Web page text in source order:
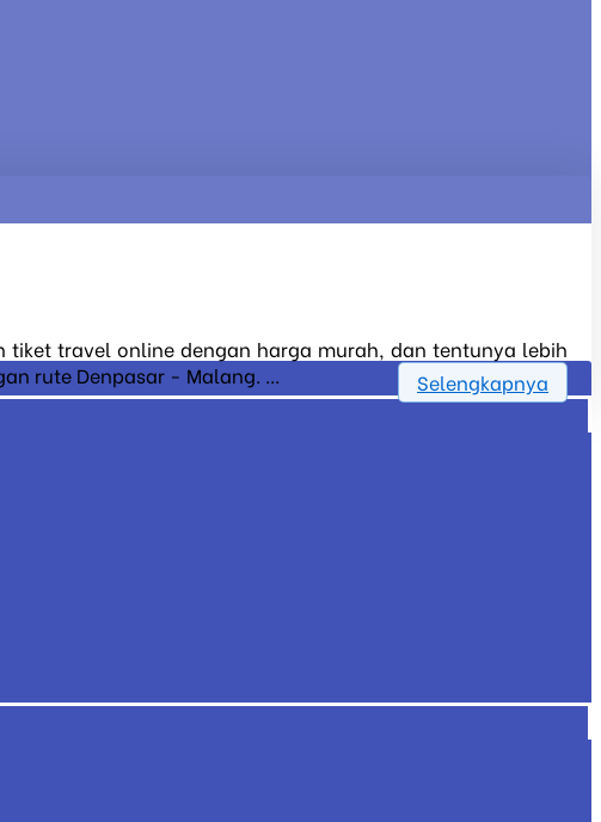
tiket travel online dengan harga murah, dan tentunya lebih
rute Denpasar - Malang. ...
Selengkapnya